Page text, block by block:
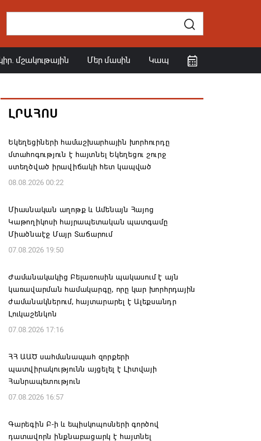
մշակութային Մեր մասին Կապ
ԼՐԱՀՈՍ
Եկեղեցիների համաշխարհային խորհուրդը
մտահոգություն է հայտնել Եկեղեցու շուրջ
ստեղծված իրավիճակի հետ կապված
08.08.2026 00:22
Միասնական աղոթք և Ամենայն Հայոց
Կաթողիկոսի հայրապետական պատգամը
Միածնաէջ Մայր Տաճարում
07.08.2026 19:50
Ժամանակակից Բելառուսին պակասում է այն
կառավարման համակարգը, որը կար խորհրդային
ժամանակներում, հայտարարել է Ալեքսանդր
Լուկաշենկոն
07.08.2026 17:16
ՀՀ ԱԱԾ սահմանապահ զորքերի
պատվիրակությունն այցելել է Լիտվայի
Հանրապետություն
07.08.2026 16:57
Գարեգին Բ-ի և եպիսկոպոսների գործով
դատավորն ինքնաբացարկ է հայտնել